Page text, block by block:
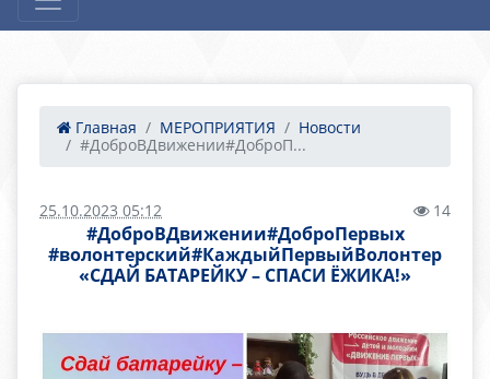
Главная МЕРОПРИЯТИЯ
Новости
#ДоброВДвижении#ДоброП...
25.10.2023 05:12 14
#ДоброВДвижении#ДоброПервых
#волонтерский#КаждыйПервыйВолонтер
«СДАЙ БАТАРЕЙКУ – СПАСИ ЁЖИКА!»